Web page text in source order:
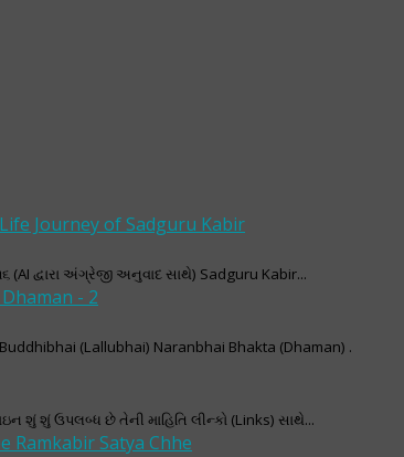
Journey of Sadguru Kabir
દ્વારા અંગ્રેજી અનુવાદ સાથે) Sadguru Kabir...
- 2
(Lallubhai) Naranbhai Bhakta (Dhaman) .
ઉપલબ્ધ છે તેની માહિતિ લીન્કો (Links) સાથે...
Ramkabir Satya Chhe